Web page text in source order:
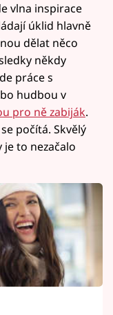
vlna inspirace
úklid hlavně
dělat něco
někdy
práce s
hudbou v
pro ně zabiják.
počítá. Skvělý
to nezačalo